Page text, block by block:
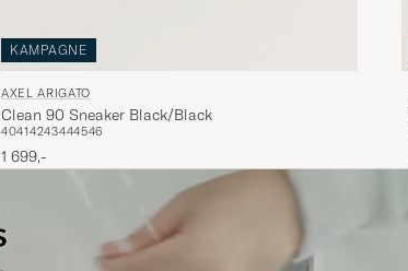
Ser bra ut og gode å ha på.
Jeg måtte returnere skoene fordi
hadde kommet fram
KAMPAGNE
AXEL ARIGATO
Clean 90 Sneaker Black/Black
40414243444546
1 699,-